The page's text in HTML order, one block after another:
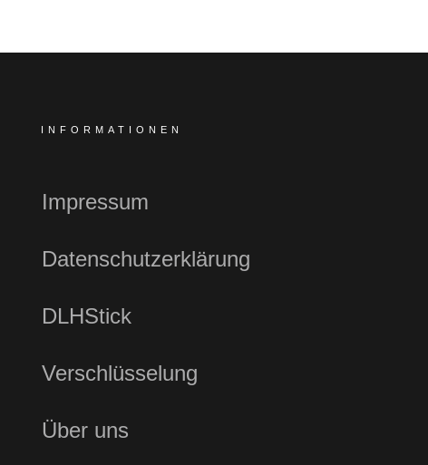
INFORMATIONEN
Impressum
Datenschutzerklärung
DLHStick
Verschlüsselung
Über uns